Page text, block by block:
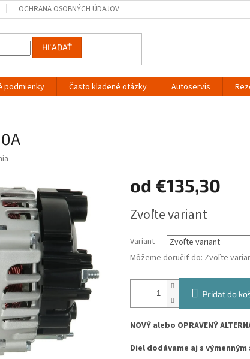
OCHRANA OSOBNÝCH ÚDAJOV
HĽADAŤ
podmienky Často kladené otázky Autoservis
od €135,30
cena:
Zvoľte variant
Variant
Môžeme doručiť do: Zvoľte
Pridať do
NOVÝ alebo OPRAVENÝ
Diel dodávame aj s